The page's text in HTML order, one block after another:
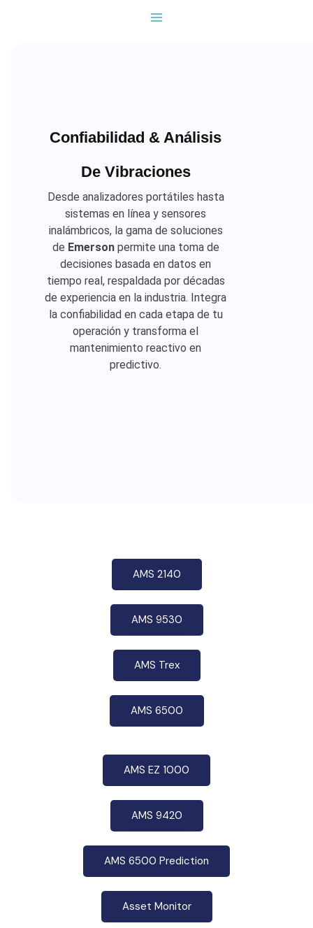
Confiabilidad & Análisis
De Vibraciones
Desde analizadores portátiles hasta
sistemas en línea y sensores
inalámbricos, la gama de soluciones
de Emersonpermite una toma de
decisiones basada en datos en
tiempo real, respaldada por décadas
de experiencia en la industria. Integra
la confiabilidad en cada etapa de tu
operación y transforma el
mantenimiento reactivo en
predictivo.
AMS 2140
AMS 9530
AMS Trex
AMS 6500
AMS EZ 1000
AMS 9420
AMS 6500 Prediction
Asset Monitor